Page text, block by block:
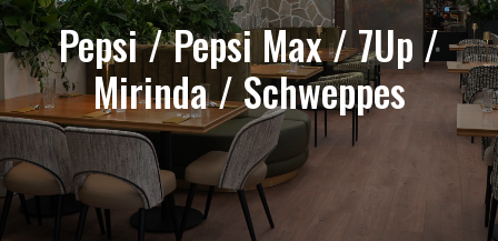
Pepsi / Pepsi Max / 7Up /
Mirinda / Schweppes